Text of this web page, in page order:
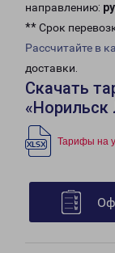
направлению:
** Срок
Рассчитайте в
доставки.
Скачать
«Норильск
Тарифы на